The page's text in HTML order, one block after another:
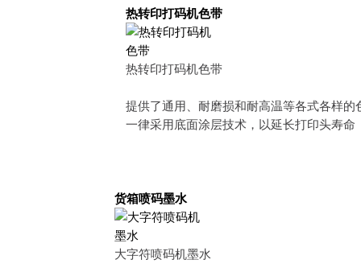
热转印打码机色带
热转印打码机色带
提供了通用、耐磨损和耐高温等各式各样的
一律采用底面涂层技术，以延长打印头寿命
货箱喷码墨水
大字符喷码机墨水